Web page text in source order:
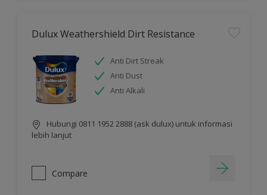
Dulux Weathershield Dirt Resistance
Anti Dirt Streak
Anti Dust
Anti Alkali
Hubungi 0811 1952 2888 (ask dulux) untuk informasi
lebih lanjut
Compare